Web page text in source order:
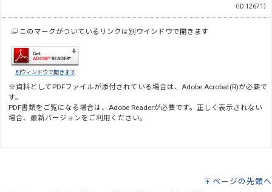
（ID:12671）
このマークがついているリンクは別ウインドウで開きます
別ウィンドウで開きます
※資料としてPDFファイルが添付されている場合は、Adobe Acrobat(R)が必要で
す。
PDF書類をご覧になる場合は、Adobe Readerが必要です。正しく表示されない
場合、最新バージョンをご利用ください。
ページの先頭へ